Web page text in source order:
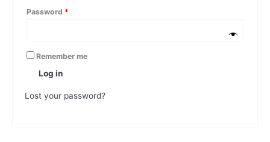
Password *
Remember me
Log in
Lost your password?